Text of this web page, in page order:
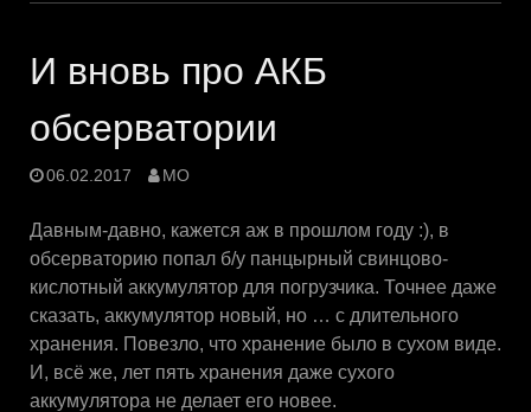
И вновь про АКБ
обсерватории
06.02.2017 MO
Давным-давно, кажется аж в прошлом году :), в
обсерваторию попал б/у панцырный свинцово-
кислотный аккумулятор для погрузчика. Точнее даже
сказать, аккумулятор новый, но … с длительного
хранения. Повезло, что хранение было в сухом виде.
И, всё же, лет пять хранения даже сухого
аккумулятора не делает его новее.